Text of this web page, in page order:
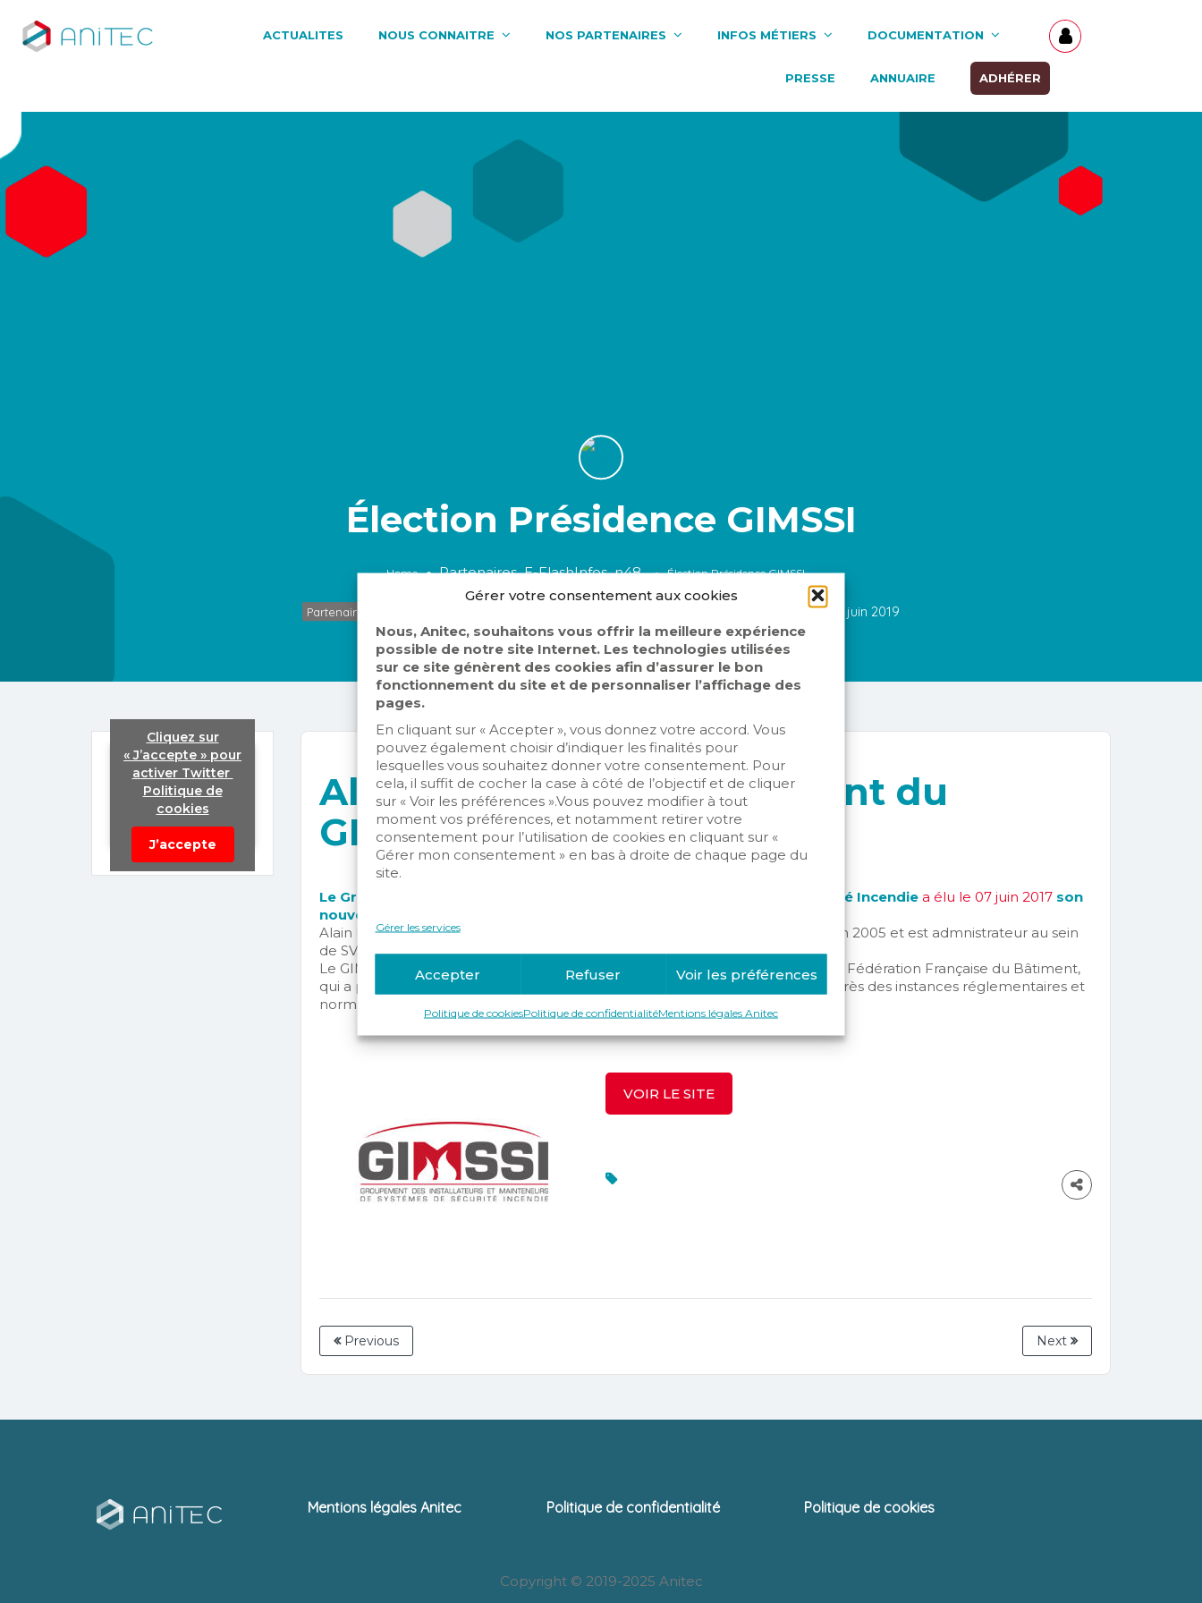
Gérer votre consentement aux cookies
Nous, Anitec, souhaitons vous offrir la meilleure expérience
possible de notre site Internet. Les technologies utilisées
sur ce site génèrent des cookies afin d’assurer le bon
fonctionnement du site et de personnaliser l’affichage des
pages.
En cliquant sur « Accepter », vous donnez votre accord. Vous
pouvez également choisir d’indiquer les finalités pour
lesquelles vous souhaitez donner votre consentement. Pour
cela, il suffit de cocher la case à côté de l’objectif et de cliquer
sur « Voir les préférences ».Vous pouvez modifier à tout
moment vos préférences, et notamment retirer votre
consentement pour l’utilisation de cookies en cliquant sur «
Gérer mon consentement » en bas à droite de chaque page du
site.
Gérer les services
Accepter Refuser Voir les préférences
Politique de cookiesPolitique de confidentialitéMentions légales Anitec
ACTUALITES NOUS CONNAITRE NOS PARTENAIRES INFOS MÉTIERS DOCUMENTATION
PRESSE ANNUAIRE ADHÉRER
Élection Présidence GIMSSI
Home Partenaires_E-FlashInfos_n48 Élection Présidence GIMSSI
Partenaires_E-FlashInfos_n48 24 juin 2019
Tweets by fr_anitec
Cliquez sur
« J’accepte » pour
activer Twitter
Politique de
cookies
J’accepte
Alain BONNOT, élu président du
GIMSSI
Le Groupement des Installateurs et Mainteneurs en Systèmes de Sécurité Incendie a élu le 07 juin 2017 son
nouveau président, Alain BONNOT qui succède à Manuel CANDEIAS.
Alain BONNOT est gérant de l’entreprise Groupe Fumentic qui a été créée en 2005 et est admnistrateur au sein
de SVDI.
Le GIMSSI est un groupement de professionnels de l’incendie, membre de la Fédération Française du Bâtiment,
qui a pour mission de représenter les entreprises de ce secteur d’activité auprès des instances réglementaires et
normatives.
VOIR LE SITE
Previous Next
Mentions légales Anitec Politique de confidentialité Politique de cookies
Copyright © 2019-2025 Anitec